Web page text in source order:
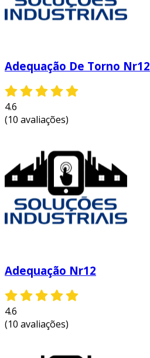
Adequação De Torno Nr12
4.6
(10 avaliações)
Adequação Nr12
4.6
(10 avaliações)